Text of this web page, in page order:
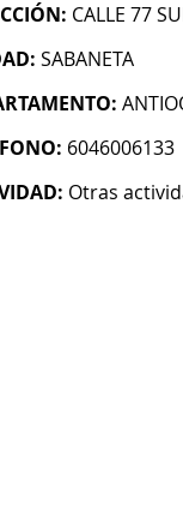
CALLE 77
SABANETA
6046006133
Otras